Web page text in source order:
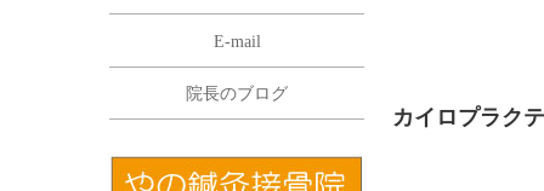
カイロプラク
E-mail
院長のブログ